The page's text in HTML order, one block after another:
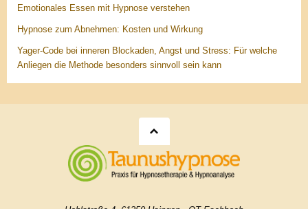
Emotionales Essen mit Hypnose verstehen
Hypnose zum Abnehmen: Kosten und Wirkung
Yager-Code bei inneren Blockaden, Angst und Stress: Für welche
Anliegen die Methode besonders sinnvoll sein kann